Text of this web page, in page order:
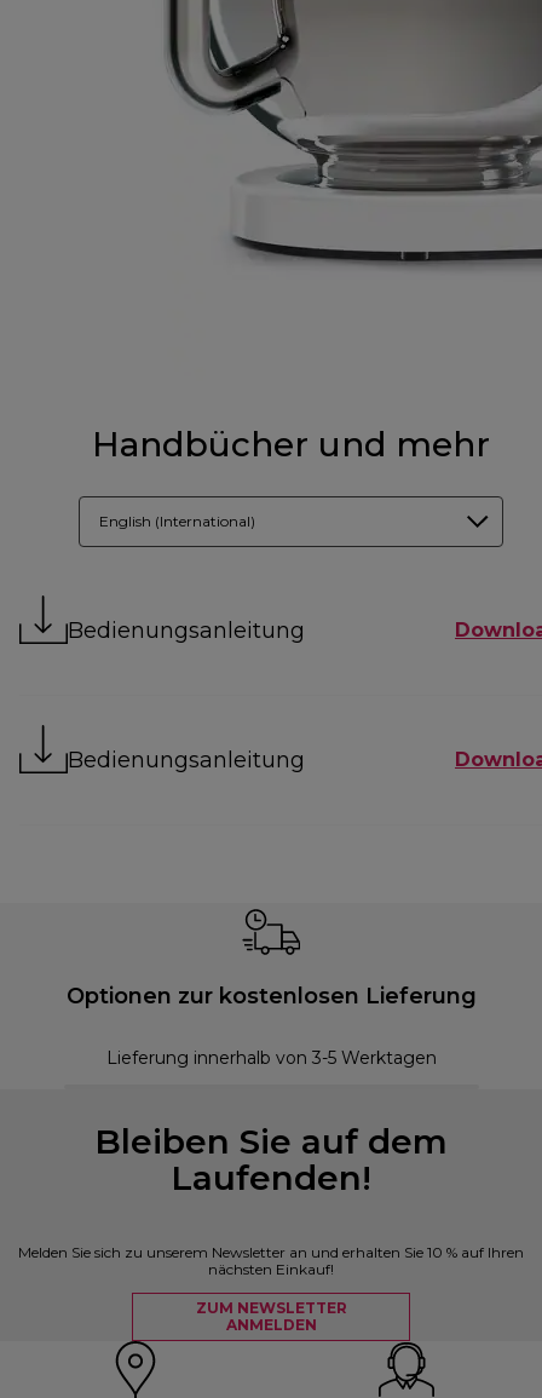
Handbücher und mehr
English (International)
Bedienungsanleitung
Bedienungsanleitung
Optionen zur kostenlosen Lieferung
Lieferung innerhalb von 3-5 Werktagen
Bleiben Sie auf dem
Laufenden!
Melden Sie sich zu unserem Newsletter an und erhalten Sie 10 % auf Ihren
nächsten Einkauf!
ZUM NEWSLETTER
ANMELDEN